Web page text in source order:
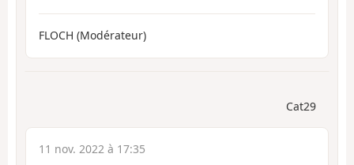
FLOCH (Modérateur)
Cat29
11 nov. 2022 à 17:35